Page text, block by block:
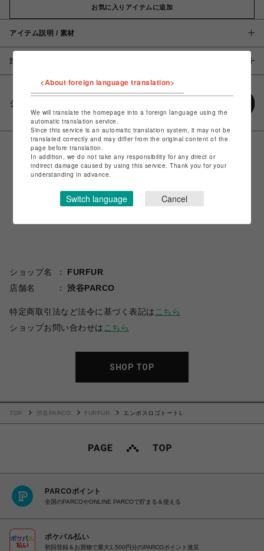
お気に入りアイテムに追加
アイテム説明 / 素材
注意事項
シェアする
ショップ名
FURFUR
店舗名
渋谷PARCO
特定商取引法など法令に基づく表記は こちら
ショップお問い合わせは こちら
SHOP TOP
TOP 渋谷PARCO FURFUR エンボスロゴトートL
PARCOポイント
全国のPARCOやONLINE PARCOで貯まる＆使える
ポケパル払い
初回登録＆お買物で最大1,500円分のPARCOポイント進呈
<About foreign language translation>
We will translate the homepage into a foreign language using the
automatic translation service.
Since this service is an automatic translation system, it may not be
translated correctly and may differ from the original content of the
page before translation.
In addition, we do not take any responsibility for any direct or
indirect damage caused by using this service. Thank you for your
understanding in advance.
Switch language Cancel